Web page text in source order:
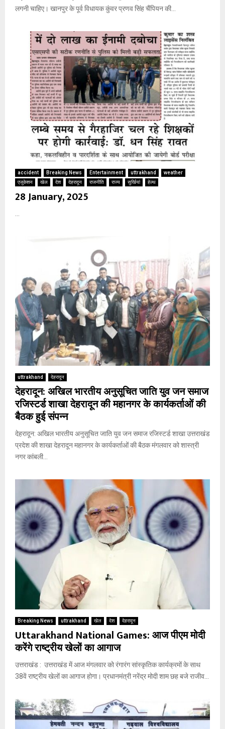
लगनी चाहिए। खानपुर के पूर्व विधायक कुंवर प्रणव सिंह चैंपियन की...
accident Breaking News Entertainment uttrakhand
weather
एजुकेशन
खेल देश देहरादून राजनीति राज्य सुर्खियां हेल्थ
28 January, 2025
uttrakhand देहरादून
देहरादून: अखिल भारतीय अनुसूचित जाति युव जन समाज
रजिस्टर्ड शाखा देहरादून की महानगर के कार्यकर्ताओं की
बैठक हुई संपन्न
देहरादून: अखिल भारतीय अनुसूचित जाति युव जन समाज रजिस्टर्ड शाखा उत्तराखंड
प्रदेश की शाखा देहरादून महानगर के कार्यकर्ताओं की बैठक मंगलवार को शास्त्री
नगर कांबली...
Breaking News uttrakhand खेल देश देहरादून
Uttarakhand National Games: आज पीएम मोदी
करेंगे राष्ट्रीय खेलों का आगाज
उत्तराखंड : उत्तराखंड में आज मंगलवार को रंगारंग सांस्कृतिक कार्यक्रमों के साथ
38वें राष्ट्रीय खेलों का आगाज होगा। प्रधानमंत्री नरेंद्र मोदी शाम छह बजे राजीव...